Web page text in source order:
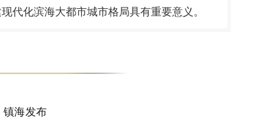
代化滨海大都市城市格局具有重要意义。
镇海发布